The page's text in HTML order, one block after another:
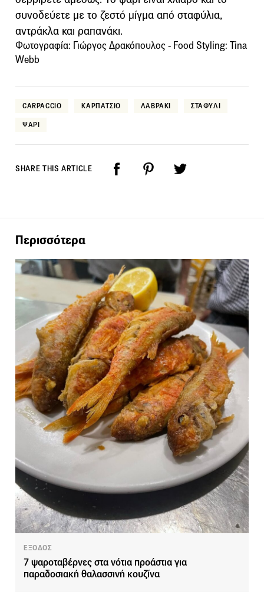
συνοδεύετε με το ζεστό μίγμα από σταφύλια,
αντράκλα και ραπανάκι.
Φωτογραφία: Γιώργος Δρακόπουλος - Food Styling: Tina
Webb
CARPACCIO ΚΑΡΠΑΤΣΙΟ ΛΑΒΡΑΚΙ ΣΤΑΦΥΛΙ
ΨΑΡΙ
SHARE THIS ARTICLE
Περισσότερα
ΕΞΟΔΟΣ
7 ψαροταβέρνες στα νότια προάστια για
παραδοσιακή θαλασσινή κουζίνα